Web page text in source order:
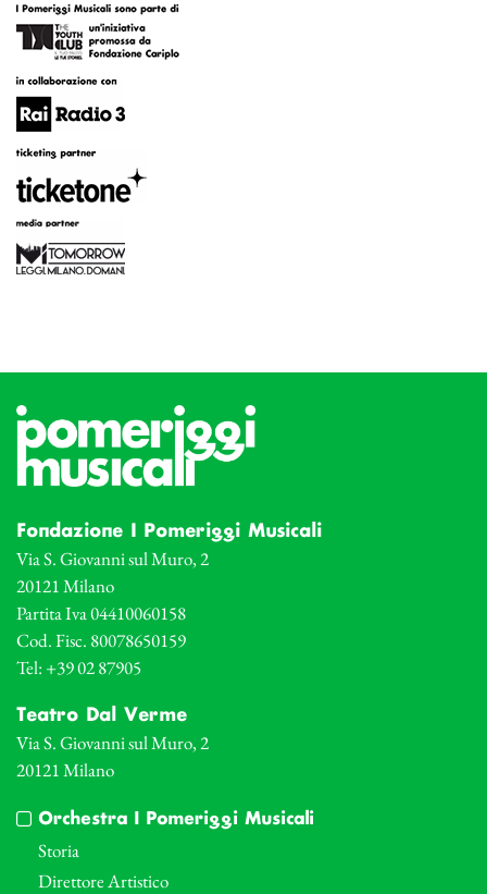
Fondazione I Pomeriggi Musicali
Via S. Giovanni sul Muro, 2
20121 Milano
Partita Iva 04410060158
Cod. Fisc. 80078650159
Tel: +39 02 87905
Teatro Dal Verme
Via S. Giovanni sul Muro, 2
20121 Milano
Orchestra I Pomeriggi Musicali
Storia
Direttore Artistico